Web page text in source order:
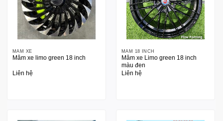
MÂM XE
Mâm xe limo green 18 inch
Liên hệ
MÂM 18 INCH
Mâm xe Limo green 18 inch
màu đen
Liên hệ